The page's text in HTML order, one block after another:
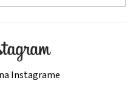
Instagrame